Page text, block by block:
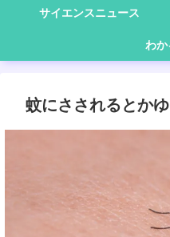
サイエンスニュース
わ
蚊にさされるとか